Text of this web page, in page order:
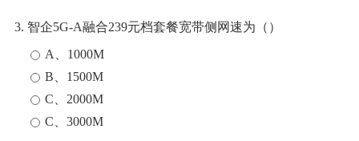
3. 智企5G-A融合239元档套餐宽带侧网速为（）
A、1000M
B、1500M
C、2000M
C、3000M